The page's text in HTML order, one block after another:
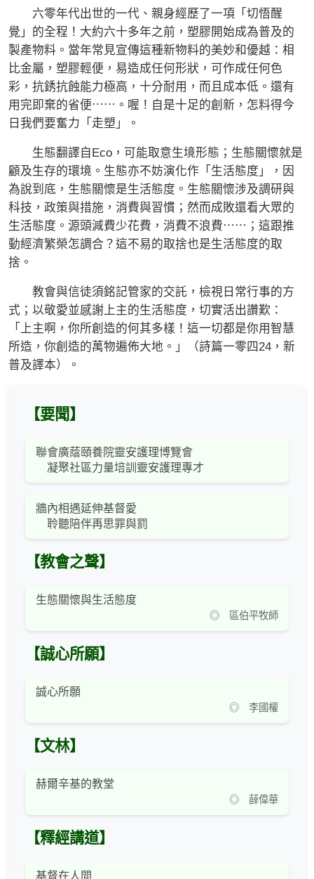
六零年代出世的一代、親身經歷了一項「切悟醒
覺」的全程！大約六十多年之前，塑膠開始成為普及的
製產物料。當年常見宣傳這種新物料的美妙和優越：相
比金屬，塑膠輕便，易造成任何形狀，可作成任何色
彩，抗銹抗蝕能力極高，十分耐用，而且成本低。還有
用完即棄的省便⋯⋯。喔！自是十足的創新，怎料得今
日我們要奮力「走塑」。
生態翻譯自Eco，可能取意生境形態；生態關懷就是
顧及生存的環境。生態亦不妨演化作「生活態度」，因
為說到底，生態關懷是生活態度。生態關懷涉及調研與
科技，政策與措施，消費與習慣；然而成敗還看大眾的
生活態度。源頭減費少花費，消費不浪費⋯⋯；這跟推
動經濟繁榮怎調合？這不易的取捨也是生活態度的取
捨。
教會與信徒須銘記管家的交託，檢視日常行事的方
式；以敬愛並感謝上主的生活態度，切實活出讚歎：
「上主啊，你所創造的何其多樣！這一切都是你用智慧
所造，你創造的萬物遍佈大地。」（詩篇一零四24，新
普及譯本）。
【要聞】
聯會廣蔭頤養院靈安護理博覽會
凝聚社區力量培訓靈安護理專才
牆內相遇延伸基督愛
聆聽陪伴再思罪與罰
【教會之聲】
生態關懷與生活態度
◎ 區伯平牧師
【誠心所願】
誠心所願
◎ 李國權
【文林】
赫爾辛基的教堂
◎ 薛偉華
【釋經講道】
基督在人間